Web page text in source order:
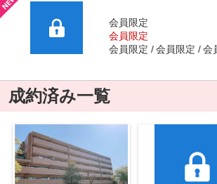
会員限定
会員限定
会員限定
会員限定 会
成約済み一覧